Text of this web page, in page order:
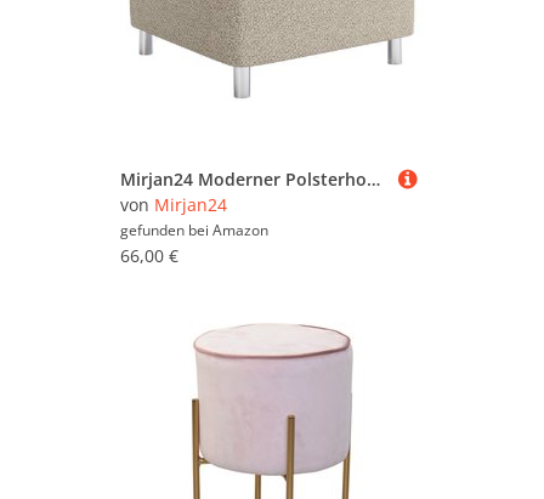
Mirjan24 Moderner Polsterhocker Dover, Sitzhocker Hocker Sitzbank Fußbank Pouf Farbauswahl (Matana 17)
von Mirjan24
gefunden bei Amazon
66,00 €